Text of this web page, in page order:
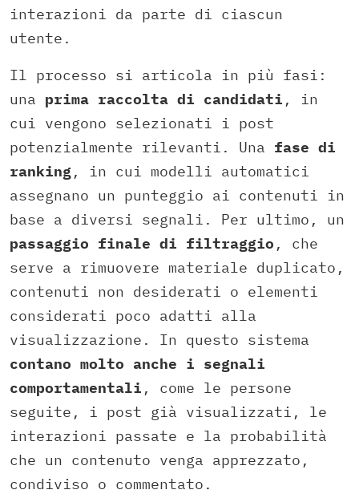
interazioni da parte di ciascun
utente.
Il processo si articola in più fasi:
una prima raccolta di candidati , in
cui vengono selezionati i post
potenzialmente rilevanti. Una fase di
ranking, in cui modelli automatici
assegnano un punteggio ai contenuti in
base a diversi segnali. Per ultimo, un
passaggio finale di filtraggio , che
serve a rimuovere materiale duplicato,
contenuti non desiderati o elementi
considerati poco adatti alla
visualizzazione. In questo sistema
contano molto anche i segnali
comportamentali , come le persone
seguite, i post già visualizzati, le
interazioni passate e la probabilità
che un contenuto venga apprezzato,
condiviso o commentato.